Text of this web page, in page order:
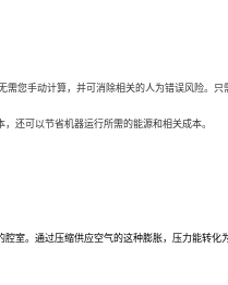
需您手动计算，并可消除相关的人为错误风险。只
还可以节省机器运行所需的能源和相关成本。
室。通过压缩供应空气的这种膨胀，压力能转化